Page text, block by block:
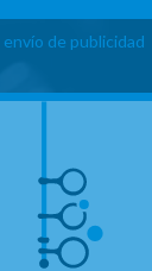
envío de publicidad